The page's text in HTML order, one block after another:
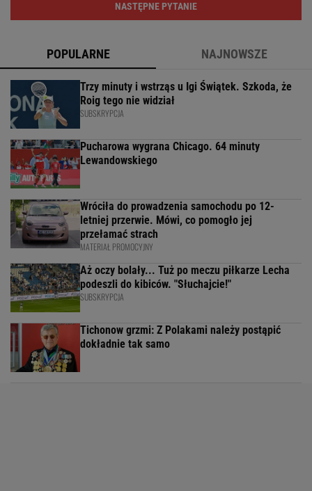
NASTĘPNE PYTANIE
POPULARNE NAJNOWSZE
Trzy minuty i wstrząs u Igi Świątek. Szkoda, że
Roig tego nie widział
SUBSKRYPCJA
Pucharowa wygrana Chicago. 64 minuty
Lewandowskiego
Wróciła do prowadzenia samochodu po 12-
letniej przerwie. Mówi, co pomogło jej
przełamać strach
MATERIAŁ PROMOCYJNY
Aż oczy bolały... Tuż po meczu piłkarze Lecha
podeszli do kibiców. "Słuchajcie!"
SUBSKRYPCJA
Tichonow grzmi: Z Polakami należy postąpić
dokładnie tak samo